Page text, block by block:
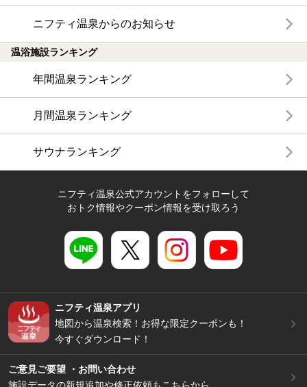
ニフティ温泉からのお知らせ
温浴施設ランキング
年間温泉ランキング
月間温泉ランキング
サウナランキング
ニフティ温泉公式アカウントをフォローして
おトク情報やクーポン情報を受け取ろう
ニフティ温泉アプリ
地図から温泉検索！お得な限定クーポンも！
今すぐダウンロード！
ご意見ご要望 ・お問い合わせ